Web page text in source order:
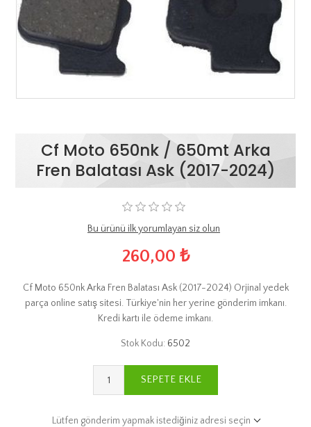
Cf Moto 650nk / 650mt Arka
Fren Balatası Ask (2017-2024)
Bu ürünü ilk yorumlayan siz olun
260,00 ₺
Cf Moto 650nk Arka Fren Balatası Ask (2017-2024) Orjinal yedek
parça online satış sitesi. Türkiye'nin her yerine gönderim imkanı.
Kredi kartı ile ödeme imkanı.
Stok Kodu: 6502
SEPETE EKLE
Lütfen gönderim yapmak istediğiniz adresi seçin